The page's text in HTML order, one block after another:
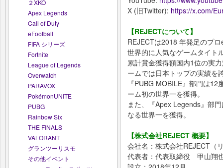
２XKO
Apex Legends
Call of Duty
eFootball
FIFA シリーズ
Fortnite
League of Legends
Overwatch
PARAVOX
PokémonUNITE
PUBG
Rainbow Six
THE FINALS
VALORANT
グランツーリスモ
その他イベント
X (旧Twitter): https://x.com/
【REJECTについて】
REJECTは2018 年発足のプ
世界的に人気なゲームタイト
累計賞金獲得額国内1位の実
ームでは日本トップの実績を
『PUBG MOBILE』部門は
ーム初の世界一を獲得。
また、『Apex Legends』部
なる世界一を獲得。
【株式会社REJECT 概要】
会社名：株式会社REJECT（
代表者：代表取締役 甲山翔